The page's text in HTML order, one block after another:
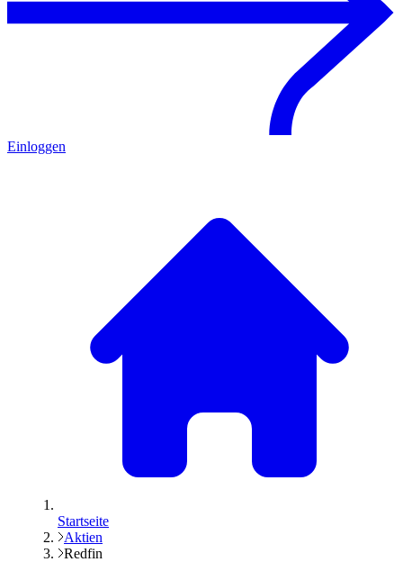
Einloggen
Startseite
Aktien
Redfin